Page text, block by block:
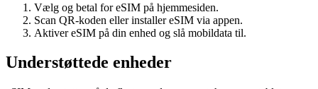
Vælg og betal for eSIM på hjemmesiden.
Scan QR-koden eller installer eSIM via appen.
Aktiver eSIM på din enhed og slå mobildata til.
Understøttede enheder